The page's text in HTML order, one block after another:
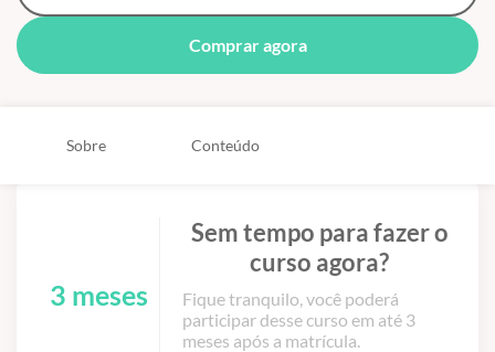
Comprar agora
Sobre Conteúdo
3 meses
Sem tempo para fazer o
curso agora?
Fique tranquilo, você poderá
participar desse curso em até 3
meses após a matrícula.